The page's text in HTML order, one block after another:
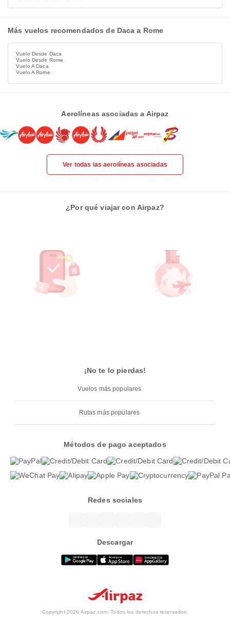
Más vuelos recomendados de Daca a Rome
Vuelo Desde Daca
Vuelo Desde Rome
Vuelo A Daca
Vuelo A Rome
Aerolíneas asociadas a Airpaz
Ver todas las aerolíneas asociadas
¿Por qué viajar con Airpaz?
¡No te lo pierdas!
Vuelos más populares
Rutas más populares
Métodos de pago aceptados
Redes sociales
Descargar
Copyright 2026 Airpaz.com. Todos los derechos reservados.